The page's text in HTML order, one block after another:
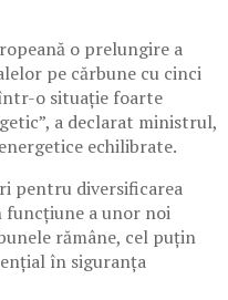
o prelungire a
pe cărbune cu cinci
o situaţie foarte
a declarat ministrul,
echilibrate.
pentru diversificarea
funcțiune a unor noi
rămâne, cel puțin
în siguranța